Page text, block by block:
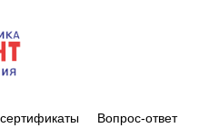
Вопрос-ответ